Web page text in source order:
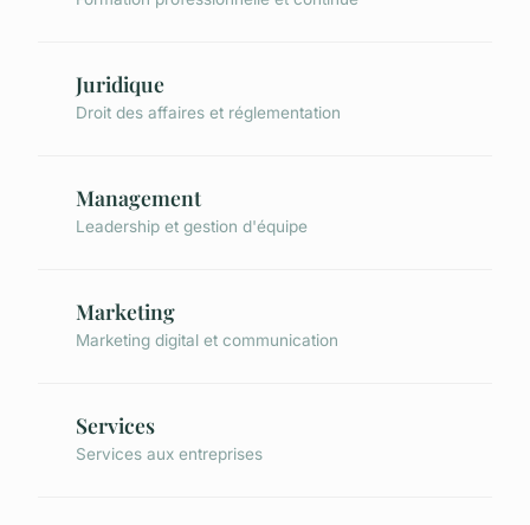
Juridique
Droit des affaires et réglementation
Management
Leadership et gestion d'équipe
Marketing
Marketing digital et communication
Services
Services aux entreprises